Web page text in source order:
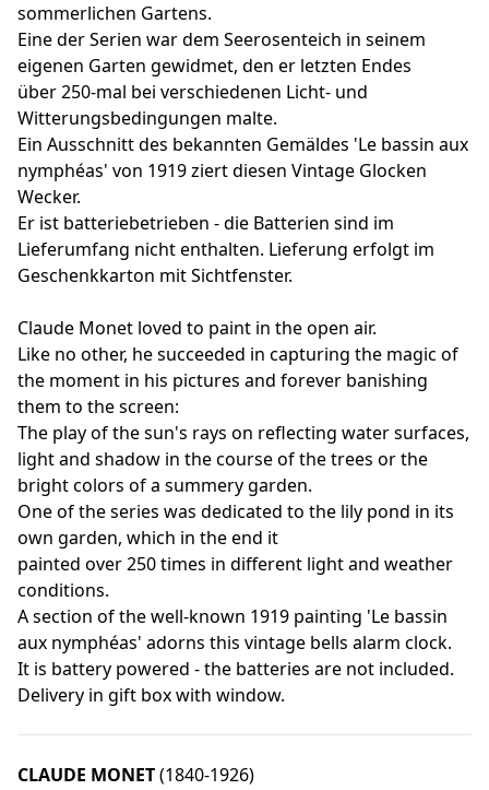
sommerlichen Gartens.
Eine der Serien war dem Seerosenteich in seinem
eigenen Garten gewidmet, den er letzten Endes
über 250-mal bei verschiedenen Licht- und
Witterungsbedingungen malte.
Ein Ausschnitt des bekannten Gemäldes 'Le bassin aux
nymphéas' von 1919 ziert diesen Vintage Glocken
Wecker.
Er ist batteriebetrieben - die Batterien sind im
Lieferumfang nicht enthalten. Lieferung erfolgt im
Geschenkkarton mit Sichtfenster.
Claude Monet loved to paint in the open air.
Like no other, he succeeded in capturing the magic of
the moment in his pictures and forever banishing
them to the screen:
The play of the sun's rays on reflecting water surfaces,
light and shadow in the course of the trees or the
bright colors of a summery garden.
One of the series was dedicated to the lily pond in its
own garden, which in the end it
painted over 250 times in different light and weather
conditions.
A section of the well-known 1919 painting 'Le bassin
aux nymphéas' adorns this vintage bells alarm clock.
It is battery powered - the batteries are not included.
Delivery in gift box with window.
CLAUDE MONET(1840-1926)